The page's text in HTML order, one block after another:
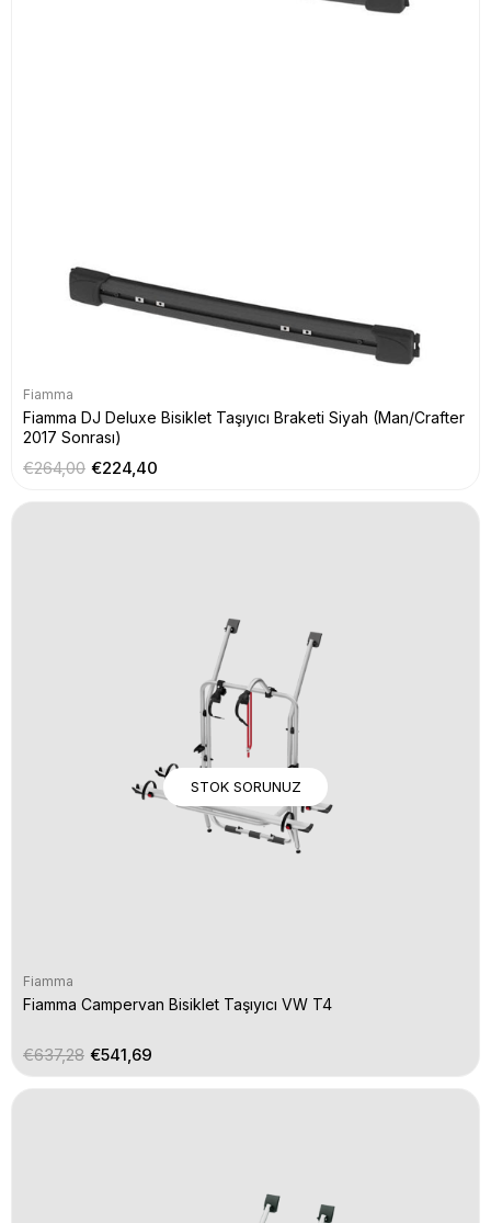
Fiamma
Fiamma DJ Deluxe Bisiklet Taşıyıcı Braketi Siyah (Man/Crafter
2017 Sonrası)
€224,40
€264,00
STOK SORUNUZ
Fiamma
Fiamma Campervan Bisiklet Taşıyıcı VW T4
€541,69
€637,28